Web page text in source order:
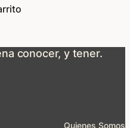
conocer, y tener.
Quienes Somos